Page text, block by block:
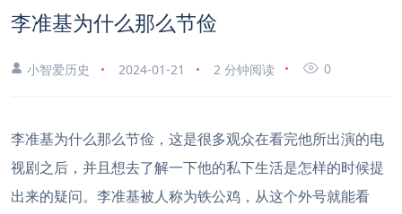
李准基为什么那么节俭
小智爱历史 2024-01-21 2 分钟阅读 0
李准基为什么那么节俭，这是很多观众在看完他所出演的电
视剧之后，并且想去了解一下他的私下生活是怎样的时候提
出来的疑问。李准基被人称为铁公鸡，从这个外号就能看